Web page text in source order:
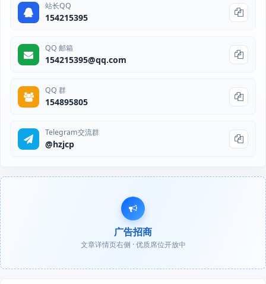
站长QQ
154215395
QQ 邮箱
154215395@qq.com
QQ 群
154895805
Telegram交流群
@hzjcp
广告招商
文章详情页右侧 · 优质席位开放中